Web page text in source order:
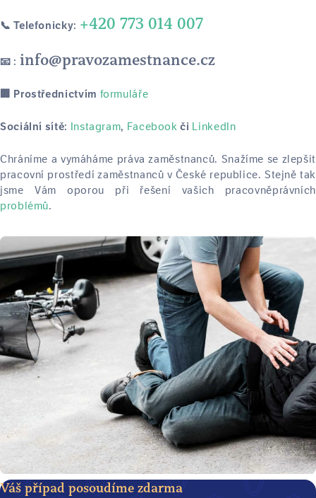
📞 Telefonicky: +420 773 014 007
📧 : info@pravozamestnance.cz
🏢 Prostřednictvím formuláře
Sociální sítě: Instagram, Facebook či LinkedIn
Chráníme a vymáháme práva zaměstnanců. Snažíme se zlepšit
pracovní prostředí zaměstnanců v České republice. Stejně tak
jsme Vám oporou při řešení vašich pracovněprávních
problémů.
Váš případ posoudíme zdarma